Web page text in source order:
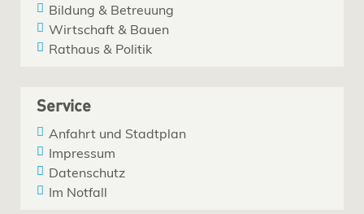
Bildung & Betreuung
Wirtschaft & Bauen
Rathaus & Politik
Service
Anfahrt und Stadtplan
Impressum
Datenschutz
Im Notfall